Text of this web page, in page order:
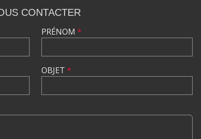
CONTACTER
PRÉNOM *
OBJET *